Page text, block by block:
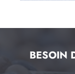
BESOIN